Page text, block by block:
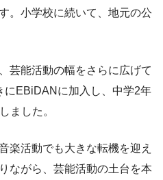
。小学校に続いて、地元の公
芸能活動の幅をさらに広げて
にEBiDANに加入し、中学2年
ました。
楽活動でも大きな転機を迎え
ながら、芸能活動の土台を本